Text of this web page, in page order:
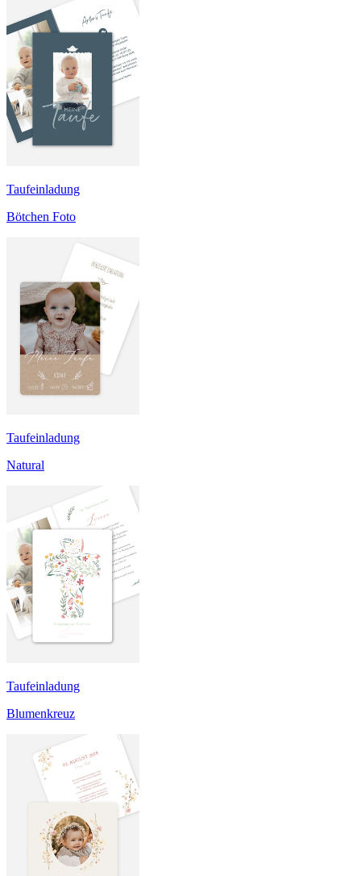
Taufeinladung
Bötchen Foto
Taufeinladung
Natural
Taufeinladung
Blumenkreuz